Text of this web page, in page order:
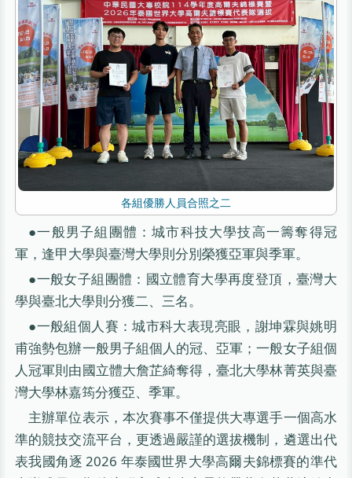
各組優勝人員合照之二
●一般男子組團體：城市科技大學技高一籌奪得冠
軍，逢甲大學與臺灣大學則分別榮獲亞軍與季軍。
●一般女子組團體：國立體育大學再度登頂，臺灣大
學與臺北大學則分獲二、三名。
●一般組個人賽：城市科大表現亮眼，謝坤霖與姚明
甫強勢包辦一般男子組個人的冠、亞軍；一般女子組個
人冠軍則由國立體大詹芷綺奪得，臺北大學林菁英與臺
灣大學林嘉筠分獲亞、季軍。
主辦單位表示，本次賽事不僅提供大專選手一個高水
準的競技交流平台，更透過嚴謹的選拔機制，遴選出代
表我國角逐 2026 年泰國世界大學高爾夫錦標賽的準代